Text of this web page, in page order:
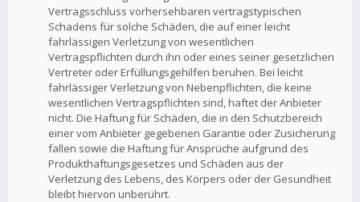
Vertragsschluss vorhersehbaren vertragstypischen
Schadens für solche Schäden, die auf einer leicht
fahrlässigen Verletzung von wesentlichen
Vertragspflichten durch ihn oder eines seiner gesetzlichen
Vertreter oder Erfüllungsgehilfen beruhen. Bei leicht
fahrlässiger Verletzung von Nebenpflichten, die keine
wesentlichen Vertragspflichten sind, haftet der Anbieter
nicht. Die Haftung für Schäden, die in den Schutzbereich
einer vom Anbieter gegebenen Garantie oder Zusicherung
fallen sowie die Haftung für Ansprüche aufgrund des
Produkthaftungsgesetzes und Schäden aus der
Verletzung des Lebens, des Körpers oder der Gesundheit
bleibt hiervon unberührt.